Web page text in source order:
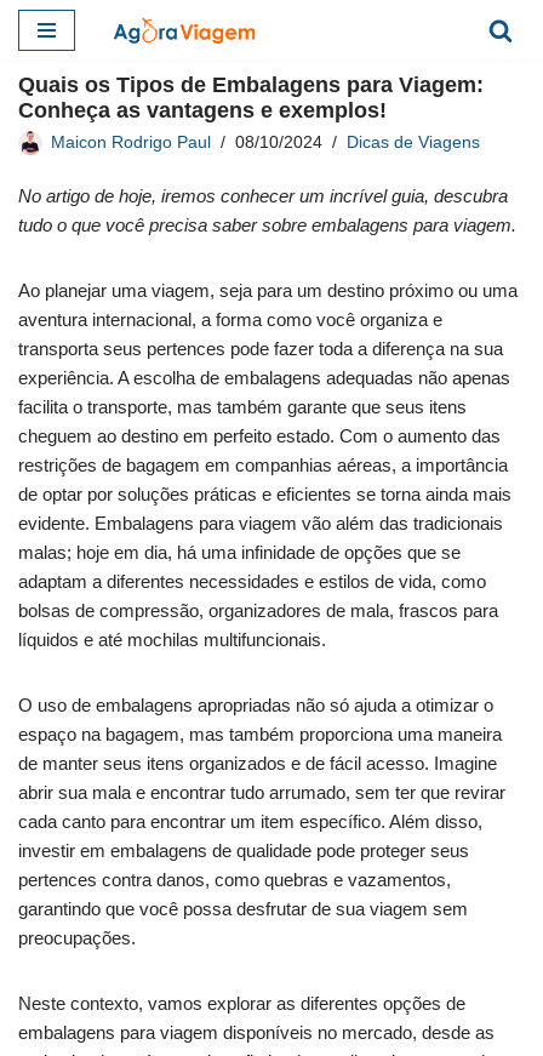
para
o
conteúdo
Quais os Tipos de Embalagens para Viagem:
Conheça as vantagens e exemplos!
Maicon Rodrigo Paul 08/10/2024 Dicas de Viagens
No artigo de hoje, iremos conhecer um incrível guia, descubra
tudo o que você precisa saber sobre embalagens para viagem.
Ao planejar uma viagem, seja para um destino próximo ou uma
aventura internacional, a forma como você organiza e
transporta seus pertences pode fazer toda a diferença na sua
experiência. A escolha de embalagens adequadas não apenas
facilita o transporte, mas também garante que seus itens
cheguem ao destino em perfeito estado. Com o aumento das
restrições de bagagem em companhias aéreas, a importância
de optar por soluções práticas e eficientes se torna ainda mais
evidente. Embalagens para viagem vão além das tradicionais
malas; hoje em dia, há uma infinidade de opções que se
adaptam a diferentes necessidades e estilos de vida, como
bolsas de compressão, organizadores de mala, frascos para
líquidos e até mochilas multifuncionais.
O uso de embalagens apropriadas não só ajuda a otimizar o
espaço na bagagem, mas também proporciona uma maneira
de manter seus itens organizados e de fácil acesso. Imagine
abrir sua mala e encontrar tudo arrumado, sem ter que revirar
cada canto para encontrar um item específico. Além disso,
investir em embalagens de qualidade pode proteger seus
pertences contra danos, como quebras e vazamentos,
garantindo que você possa desfrutar de sua viagem sem
preocupações.
Neste contexto, vamos explorar as diferentes opções de
embalagens para viagem disponíveis no mercado, desde as